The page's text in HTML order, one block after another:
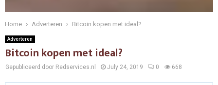
Home Adverteren Bitcoin kopen met ideal?
Adverteren
Bitcoin kopen met ideal?
Gepubliceerd door Redservices.nl July 24, 2019 0 668